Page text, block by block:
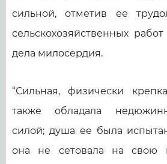
сильной, отметив ее
сельскохозяйственных
дела милосердия.
“Сильная, физически
также обладала
силой; душа ее была
она не сетовала на свою